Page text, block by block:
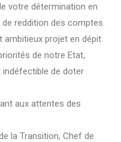
votre détermination en
reddition des comptes.
ambitieux projet en dépit
de notre Etat,
de doter
aux attentes des
la Transition, Chef de